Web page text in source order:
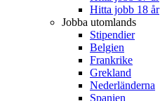
Hitta jobb 18 år
Jobba utomlands
Stipendier
Belgien
Frankrike
Grekland
Nederländerna
Spanien